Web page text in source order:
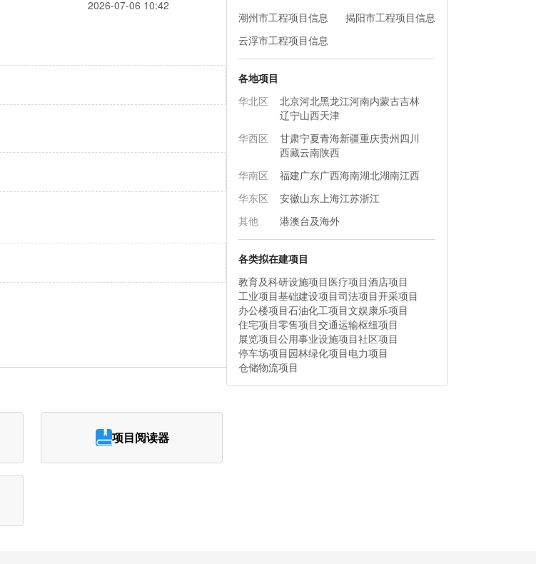
2026-07-06 10:42
项目阅读器
潮州市工程项目信息
揭阳市工程项目信息
云浮市工程项目信息
各地项目
华北区
北京河北黑龙江河南内蒙古吉林
辽宁山西天津
华西区
甘肃宁夏青海新疆重庆贵州四川
西藏云南陕西
华南区
福建广东广西海南湖北湖南江西
华东区
安徽山东上海江苏浙江
其他
港澳台及海外
各类拟在建项目
教育及科研设施项目医疗项目酒店项目
工业项目基础建设项目司法项目开采项目
办公楼项目石油化工项目文娱康乐项目
住宅项目零售项目交通运输枢纽项目
展览项目公用事业设施项目社区项目
停车场项目园林绿化项目电力项目
仓储物流项目